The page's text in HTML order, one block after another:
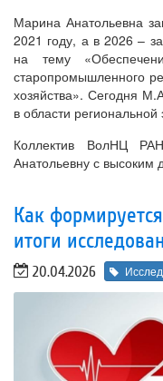
Марина Анатольевна
2021 году, а в 2026 –
на тему
старопромышленного
хозяйства». Сегодня
в области региональной
Коллектив ВолНЦ
Анатольевну с высоким
Как
итоги
20.04.2026